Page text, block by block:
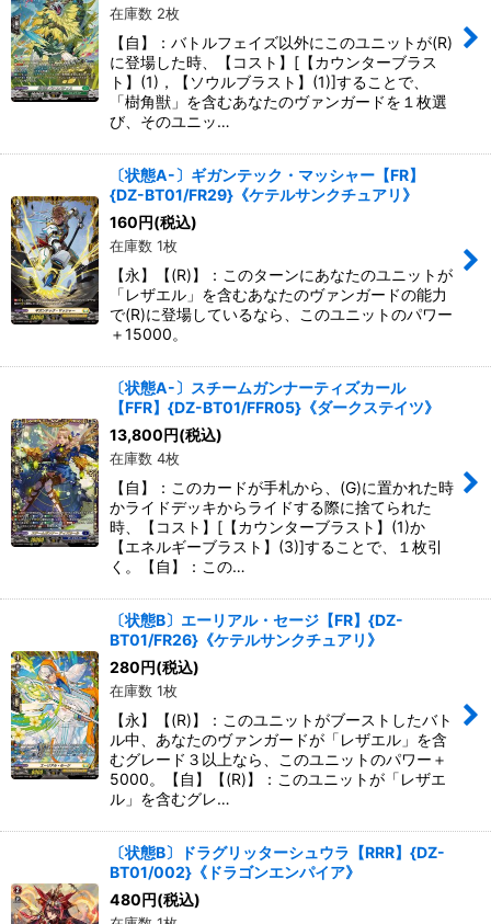
在庫数 2枚
【自】：バトルフェイズ以外にこのユニットが(R)
に登場した時、【コスト】[【カウンターブラス
ト】(1)，【ソウルブラスト】(1)]することで、
「樹角獣」を含むあなたのヴァンガードを１枚選
び、そのユニッ…
〔状態A-〕ギガンテック・マッシャー【FR】
{DZ-BT01/FR29}《ケテルサンクチュアリ》
160円(税込)
在庫数 1枚
【永】【(R)】：このターンにあなたのユニットが
「レザエル」を含むあなたのヴァンガードの能力
で(R)に登場しているなら、このユニットのパワー
＋15000。
〔状態A-〕スチームガンナーティズカール
【FFR】{DZ-BT01/FFR05}《ダークステイツ》
13,800円(税込)
在庫数 4枚
【自】：このカードが手札から、(G)に置かれた時
かライドデッキからライドする際に捨てられた
時、【コスト】[【カウンターブラスト】(1)か
【エネルギーブラスト】(3)]することで、１枚引
く。【自】：この…
〔状態B〕エーリアル・セージ【FR】{DZ-
BT01/FR26}《ケテルサンクチュアリ》
280円(税込)
在庫数 1枚
【永】【(R)】：このユニットがブーストしたバト
ル中、あなたのヴァンガードが「レザエル」を含
むグレード３以上なら、このユニットのパワー＋
5000。【自】【(R)】：このユニットが「レザエ
ル」を含むグレ…
〔状態B〕ドラグリッターシュウラ【RRR】{DZ-
BT01/002}《ドラゴンエンパイア》
480円(税込)